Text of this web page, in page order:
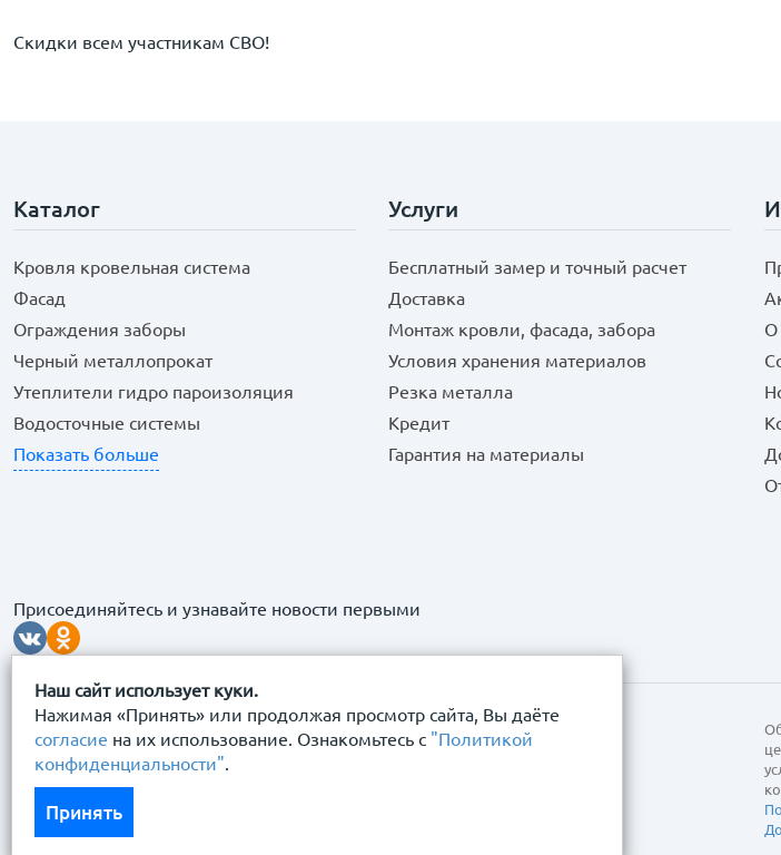
Наш сайт использует куки.
Нажимая «Принять» или продолжая просмотр сайта, Вы даёте
согласие на их использование. Ознакомьтесь с "Политикой
конфиденциальности".
Принять
Скидки всем участникам СВО!
Каталог
Кровля кровельная система
Фасад
Ограждения заборы
Черный металлопрокат
Утеплители гидро пароизоляция
Водосточные системы
Показать больше
Услуги
Бесплатный замер и точный расчет
Доставка
Монтаж кровли, фасада, забора
Условия хранения материалов
Резка металла
Кредит
Гарантия на материалы
О
Присоединяйтесь и узнавайте новости первыми
© 2026 “Сталь Сервис" Все права защищены.